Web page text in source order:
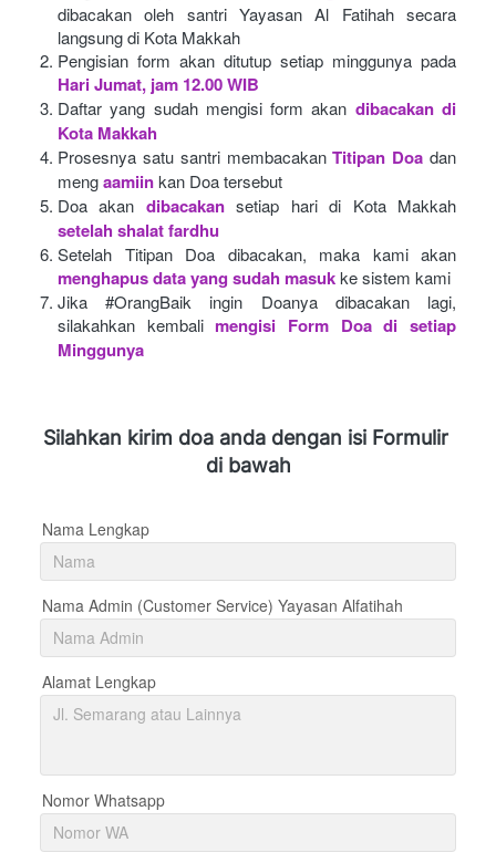
dibacakan oleh santri Yayasan Al Fatihah secara
langsung di Kota Makkah
Pengisian form akan ditutup setiap minggunya pada
Hari Jumat, jam 12.00 WIB
Daftar yang sudah mengisi form akan dibacakan di
Kota Makkah
Prosesnya satu santri membacakan Titipan Doa dan
mengaamiinkan Doa tersebut
Doa akan dibacakan setiap hari di Kota Makkah
setelah shalat fardhu
Setelah Titipan Doa dibacakan, maka kami akan
menghapus data yang sudah masukke sistem kami
Jika #OrangBaik ingin Doanya dibacakan lagi,
silakahkan kembali mengisi Form Doa di setiap
Minggunya
Silahkan kirim doa anda dengan isi Formulir
di bawah
Nama Lengkap
Nama Admin (Customer Service) Yayasan Alfatihah
Alamat Lengkap
Nomor Whatsapp